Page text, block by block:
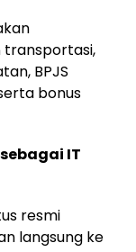
transportasi,
BPJS
bonus
IT
resmi
langsung ke